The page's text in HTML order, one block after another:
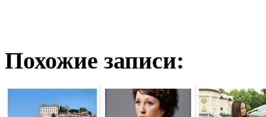
Похожие записи: